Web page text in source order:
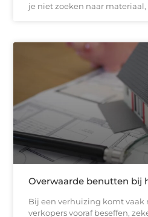
je niet zoeken naar
Overwaarde benutten bij
Bij een verhuizing komt vaak
verkopers vooraf beseffen,